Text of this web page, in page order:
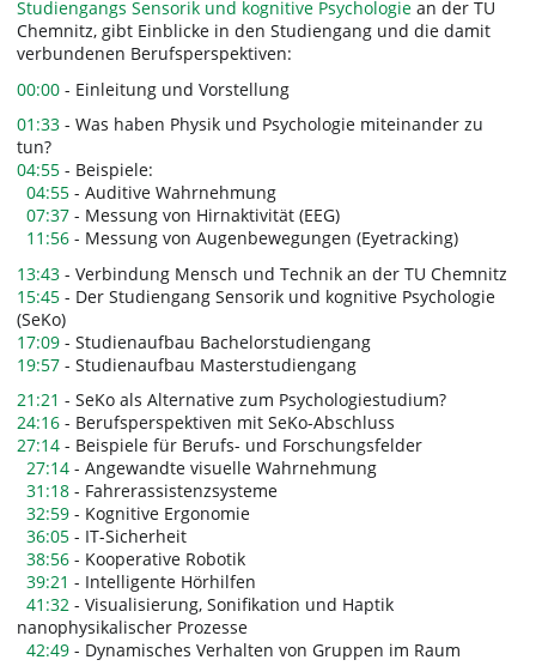
Studiengangs Sensorik und kognitive Psychologie an der TU
Chemnitz, gibt Einblicke in den Studiengang und die damit
verbundenen Berufsperspektiven:
00:00 - Einleitung und Vorstellung
01:33 - Was haben Physik und Psychologie miteinander zu
tun?
04:55 - Beispiele:
04:55 - Auditive Wahrnehmung
07:37 - Messung von Hirnaktivität (EEG)
11:56 - Messung von Augenbewegungen (Eyetracking)
13:43 - Verbindung Mensch und Technik an der TU Chemnitz
15:45 - Der Studiengang Sensorik und kognitive Psychologie
(SeKo)
17:09 - Studienaufbau Bachelorstudiengang
19:57 - Studienaufbau Masterstudiengang
21:21 - SeKo als Alternative zum Psychologiestudium?
24:16 - Berufsperspektiven mit SeKo-Abschluss
27:14 - Beispiele für Berufs- und Forschungsfelder
27:14 - Angewandte visuelle Wahrnehmung
31:18 - Fahrerassistenzsysteme
32:59 - Kognitive Ergonomie
36:05 - IT-Sicherheit
38:56 - Kooperative Robotik
39:21 - Intelligente Hörhilfen
41:32 - Visualisierung, Sonifikation und Haptik
nanophysikalischer Prozesse
42:49 - Dynamisches Verhalten von Gruppen im Raum